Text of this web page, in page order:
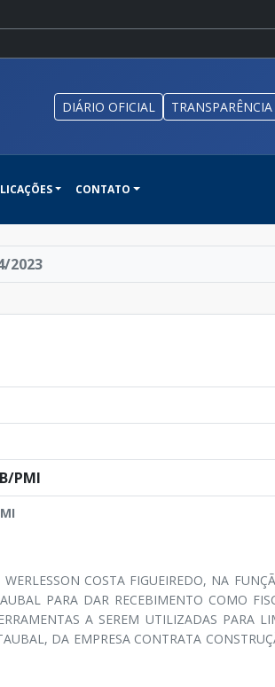
DIÁRIO OFICIAL TRANSPARÊNCIA
CONTATO
2023
PMI
COSTA FIGUEIREDO, NA
PARA DAR RECEBIMENTO COMO
A SEREM UTILIZADAS PARA
DA EMPRESA CONTRATA